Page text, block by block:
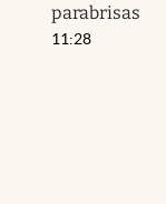
parabrisas
11:28